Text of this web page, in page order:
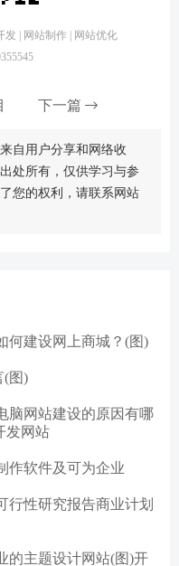
| 网站制作 | 网站优化
下一篇
自用户分享和网络收
处所有，仅供学习与参
您的权利，请联系网站
何建设网上商城？(图)
(图)
脑网站建设的原因有哪
发网站
作软件及可为企业
行性研究报告商业计划
的主题设计网站(图)开